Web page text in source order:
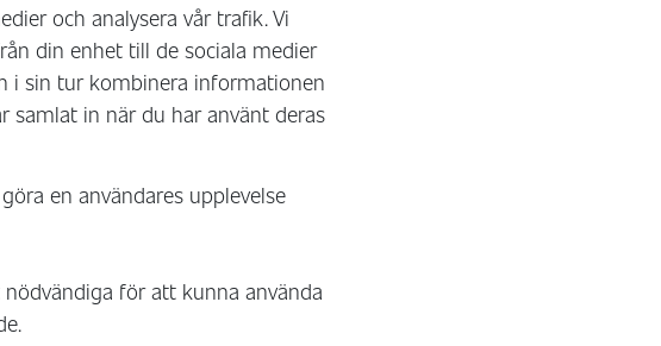
och analysera vår trafik. Vi
din enhet till de sociala medier
i sin tur kombinera informationen
in när du har använt deras
en användares upplevelse
för att kunna använda